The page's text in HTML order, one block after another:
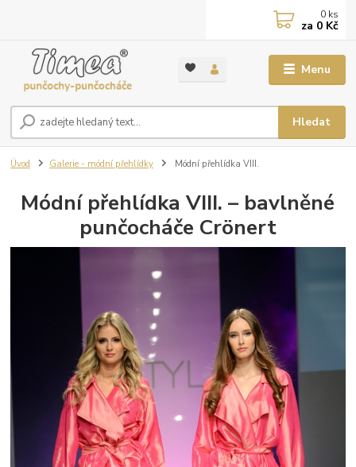
Menu
Hledat
0 ks
za 0 Kč
Úvod Galerie - módní přehlídky Módní přehlídka VIII.
Módní přehlídka VIII. – bavlněné
punčocháče Crönert